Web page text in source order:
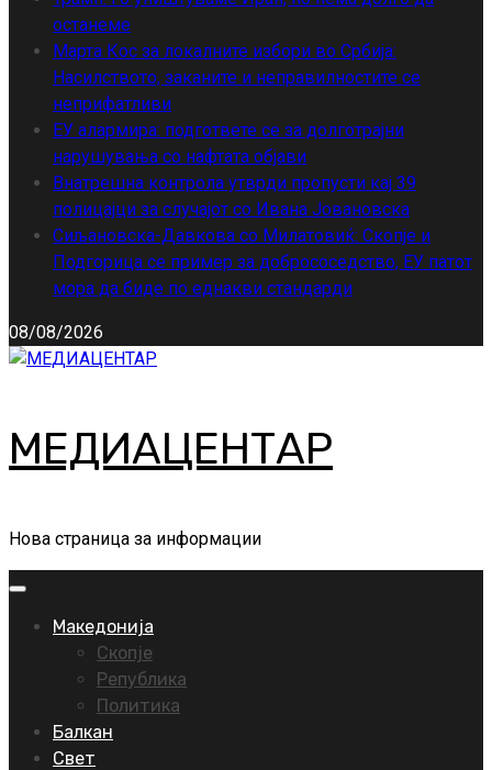
останеме
Марта Кос за локалните избори во Србија:
Насилството, заканите и неправилностите се
неприфатливи
ЕУ алармира: подгответе се за долготрајни
нарушувања со нафтата објави
Внатрешна контрола утврди пропусти кај 39
полицајци за случајот со Ивана Јовановска
Сиљановска-Давкова со Милатовиќ: Скопје и
Подгорица се пример за добрососедство, ЕУ патот
мора да биде по еднакви стандарди
08/08/2026
МЕДИАЦЕНТАР
Нова страница за информации
Primary
Македонија
Скопје
Република
Политика
Балкан
Свет